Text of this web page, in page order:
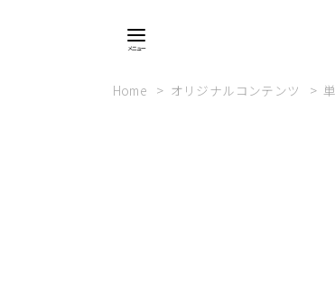
Home オリジナルコンテンツ